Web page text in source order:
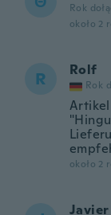
Rok
około 2
R Rolf
Rok
około 2
Javier